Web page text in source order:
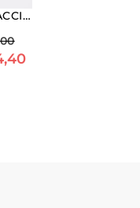
BRACCIALE ELASTICO IN EMATITE, RODONITE ED EBANO